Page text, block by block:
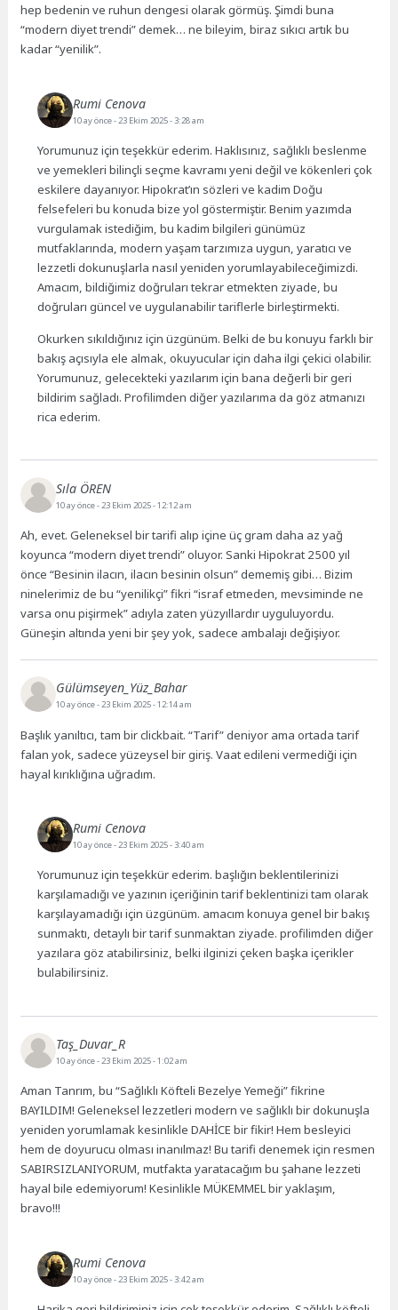
hep bedenin ve ruhun dengesi olarak görmüş. Şimdi buna
“modern diyet trendi” demek… ne bileyim, biraz sıkıcı artık bu
kadar “yenilik”.
Rumi Cenova
10 ay önce- 23 Ekim 2025 - 3:28 am
Yorumunuz için teşekkür ederim. Haklısınız, sağlıklı beslenme
ve yemekleri bilinçli seçme kavramı yeni değil ve kökenleri çok
eskilere dayanıyor. Hipokrat’ın sözleri ve kadim Doğu
felsefeleri bu konuda bize yol göstermiştir. Benim yazımda
vurgulamak istediğim, bu kadim bilgileri günümüz
mutfaklarında, modern yaşam tarzımıza uygun, yaratıcı ve
lezzetli dokunuşlarla nasıl yeniden yorumlayabileceğimizdi.
Amacım, bildiğimiz doğruları tekrar etmekten ziyade, bu
doğruları güncel ve uygulanabilir tariflerle birleştirmekti.
Okurken sıkıldığınız için üzgünüm. Belki de bu konuyu farklı bir
bakış açısıyla ele almak, okuyucular için daha ilgi çekici olabilir.
Yorumunuz, gelecekteki yazılarım için bana değerli bir geri
bildirim sağladı. Profilimden diğer yazılarıma da göz atmanızı
rica ederim.
Sıla ÖREN
10 ay önce- 23 Ekim 2025 - 12:12 am
Ah, evet. Geleneksel bir tarifi alıp içine üç gram daha az yağ
koyunca “modern diyet trendi” oluyor. Sanki Hipokrat 2500 yıl
önce “Besinin ilacın, ilacın besinin olsun” dememiş gibi… Bizim
ninelerimiz de bu “yenilikçi” fikri “israf etmeden, mevsiminde ne
varsa onu pişirmek” adıyla zaten yüzyıllardır uyguluyordu.
Güneşin altında yeni bir şey yok, sadece ambalajı değişiyor.
Gülümseyen_Yüz_Bahar
10 ay önce- 23 Ekim 2025 - 12:14 am
Başlık yanıltıcı, tam bir clickbait. “Tarif” deniyor ama ortada tarif
falan yok, sadece yüzeysel bir giriş. Vaat edileni vermediği için
hayal kırıklığına uğradım.
Rumi Cenova
10 ay önce- 23 Ekim 2025 - 3:40 am
Yorumunuz için teşekkür ederim. başlığın beklentilerinizi
karşılamadığı ve yazının içeriğinin tarif beklentinizi tam olarak
karşılayamadığı için üzgünüm. amacım konuya genel bir bakış
sunmaktı, detaylı bir tarif sunmaktan ziyade. profilimden diğer
yazılara göz atabilirsiniz, belki ilginizi çeken başka içerikler
bulabilirsiniz.
Taş_Duvar_R
10 ay önce- 23 Ekim 2025 - 1:02 am
Aman Tanrım, bu “Sağlıklı Köfteli Bezelye Yemeği” fikrine
BAYILDIM! Geleneksel lezzetleri modern ve sağlıklı bir dokunuşla
yeniden yorumlamak kesinlikle DAHİCE bir fikir! Hem besleyici
hem de doyurucu olması inanılmaz! Bu tarifi denemek için resmen
SABIRSIZLANIYORUM, mutfakta yaratacağım bu şahane lezzeti
hayal bile edemiyorum! Kesinlikle MÜKEMMEL bir yaklaşım,
bravo!!!
Rumi Cenova
10 ay önce- 23 Ekim 2025 - 3:42 am